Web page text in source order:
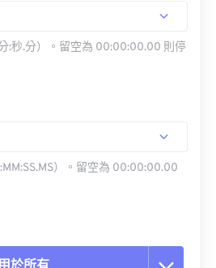
:秒.分）。留空為 00:00:00.00 則停
）。留空為 00:00:00.00